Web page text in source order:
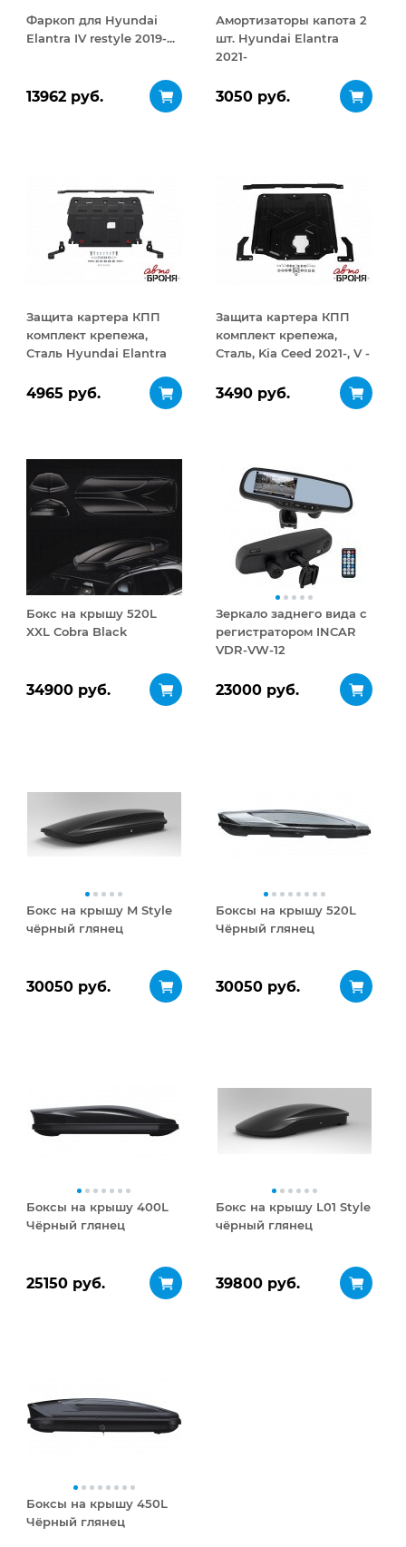
Фаркоп для Hyundai
Elantra IV restyle 2019-...
13962 руб.
Амортизаторы капота 2
шт. Hyundai Elantra
2021-
3050 руб.
Защита картера КПП
комплект крепежа,
Сталь Hyundai Elantra
4965 руб.
Защита картера КПП
комплект крепежа,
Сталь, Kia Ceed 2021-, V -
2019-2021, V- 1.6, 2.0/Kia
Ceed 2018-, V - 1.4 140л.с,
3490 руб.
Бокс на крышу 520L
XXL Cobra Black
34900 руб.
Зеркало заднего вида с
регистратором INCAR
VDR-VW-12
23000 руб.
Бокс на крышу M Style
чёрный глянец
30050 руб.
Боксы на крышу 520L
Чёрный глянец
30050 руб.
Боксы на крышу 400L
Чёрный глянец
25150 руб.
Бокс на крышу L01 Style
чёрный глянец
39800 руб.
Боксы на крышу 450L
Чёрный глянец